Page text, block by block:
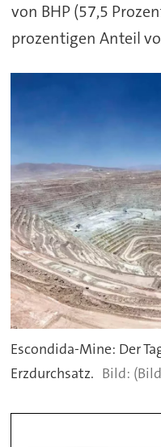
von BHP (57,5
prozentigen Anteil
Escondida-Mine: Der
Erzdurchsatz.